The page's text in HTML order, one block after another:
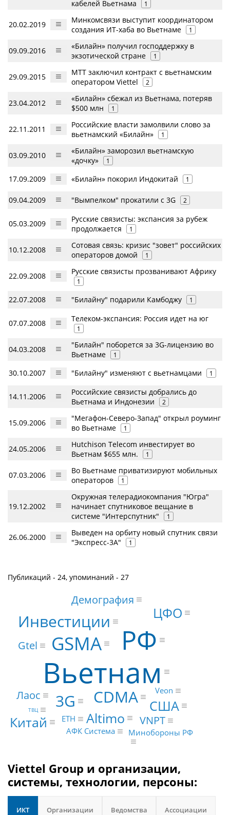
кабелей Вьетнама
1
20.02.2019
Минкомсвязи выступит координатором
создания ИТ-хаба во Вьетнаме
1
09.09.2016
«Билайн» получил господдержку в
экзотической стране
1
29.09.2015
МТТ заключил контракт с вьетнамским
оператором Viettel
2
23.04.2012
«Билайн» сбежал из Вьетнама, потеряв
$500 млн
1
22.11.2011
Российские власти замолвили слово за
вьетнамский «Билайн»
1
03.09.2010
«Билайн» заморозил вьетнамскую
«дочку»
1
17.09.2009 «Билайн» покорил Индокитай 1
09.04.2009 "Вымпелком" прокатили с 3G 2
05.03.2009
Русские связисты: экспансия за рубеж
продолжается
1
10.12.2008
Сотовая связь: кризис "зовет" российских
операторов домой
1
22.09.2008 Русские связисты прозванивают Африку
1
22.07.2008 "Билайну" подарили Камбоджу 1
07.07.2008 Телеком-экспансия: Россия идет на юг
1
04.03.2008
"Билайн" поборется за 3G-лицензию во
Вьетнаме
1
30.10.2007 "Билайну" изменяют с вьетнамцами 1
14.11.2006
Российские связисты добрались до
Вьетнама и Индонезии
2
15.09.2006
"Мегафон-Северо-Запад" открыл роуминг
во Вьетнаме
1
24.05.2006
Hutchison Telecom инвестирует во
Вьетнам $655 млн.
1
07.03.2006
Во Вьетнаме приватизируют мобильных
операторов
1
19.12.2002
Окружная телерадиокомпания "Югра"
начинает спутниковое вещание в
системе "Интерспутник"
1
26.06.2000
Выведен на орбиту новый спутник связи
"Экспресс-3А"
1
Публикаций - 24, упоминаний - 27
Вьетнам
РФ
GSMA
3G CDMA
Инвестиции
Altimo
Китай
США
ЦФО
Gtel
Лаос
VNPT
Демография
Veon
АФК Система
ETH
Минобороны РФ
ТВЦ
Viettel Group и организации,
системы, технологии, персоны:
ИКТ Организации Ведомства Ассоциации